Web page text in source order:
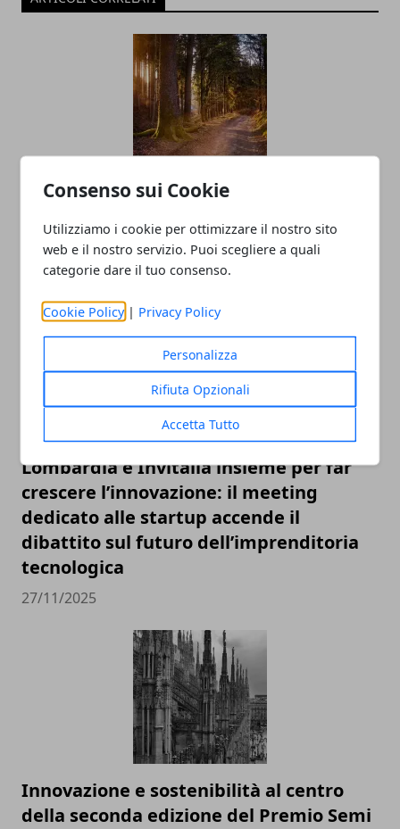
Consenso sui Cookie
Utilizziamo i cookie per ottimizzare il nostro sito
web e il nostro servizio. Puoi scegliere a quali
categorie dare il tuo consenso.
Cookie Policy | Privacy Policy
Personalizza
Rifiuta Opzionali
Accetta Tutto
Cremona esce dalle zone di
contenimento per la Peste Suina
Africana
27/11/2025
Lombardia e Invitalia insieme per far
crescere l’innovazione: il meeting
dedicato alle startup accende il
dibattito sul futuro dell’imprenditoria
tecnologica
27/11/2025
Innovazione e sostenibilità al centro
della seconda edizione del Premio Semi